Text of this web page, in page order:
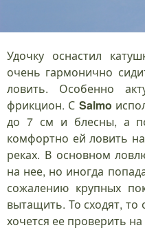
Удочку оснастил
очень гармонично
ловить. Особенно
фрикцион. С Salmo
до 7 см и блесны, а
комфортно ей ловить
реках. В основном
на нее, но иногда
сожалению крупных
вытащить. То сходят, то
хочется ее проверить